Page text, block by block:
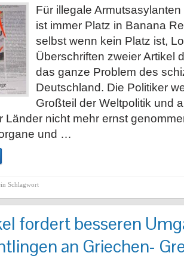
Für illegale
ist immer Platz in Banana
selbst wenn kein Platz ist,
Überschriften zweier Artikel
das ganze Problem des
Deutschland. Die Politiker
Großteil der Weltpolitik und
Länder nicht mehr ernst
und …
Schlagwort
fordert besseren
an Griechen-